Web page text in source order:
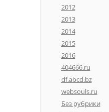
2012
2013
2014
2015
2016
404666.ru
df.abcd.bz
websouls.ru
Без рубрики